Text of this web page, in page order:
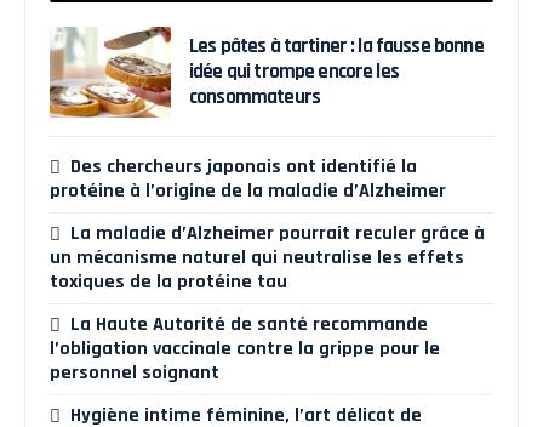
Les pâtes à tartiner : la fausse bonne
idée qui trompe encore les
consommateurs
Des chercheurs japonais ont identifié la
protéine à l’origine de la maladie d’Alzheimer
La maladie d’Alzheimer pourrait reculer grâce à
un mécanisme naturel qui neutralise les effets
toxiques de la protéine tau
La Haute Autorité de santé recommande
l’obligation vaccinale contre la grippe pour le
personnel soignant
Hygiène intime féminine, l’art délicat de